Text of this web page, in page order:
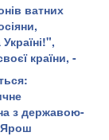
ватних
країни, -
з державою-
Ярош